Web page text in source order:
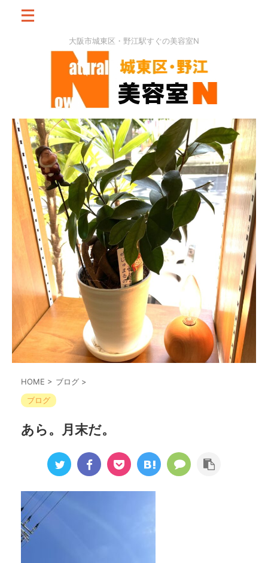
大阪市城東区・野江駅すぐの美容室N
HOME > ブログ >
ブログ
あら。月末だ。